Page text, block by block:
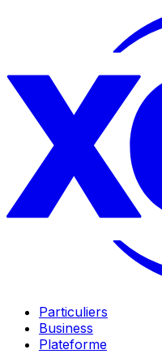
Particuliers
Business
Plateforme